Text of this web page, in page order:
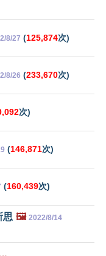
8/27 (125,874次)
8/26 (233,670次)
次)
(146,871次)
(160,439次)
思 🖼️ 2022/8/14